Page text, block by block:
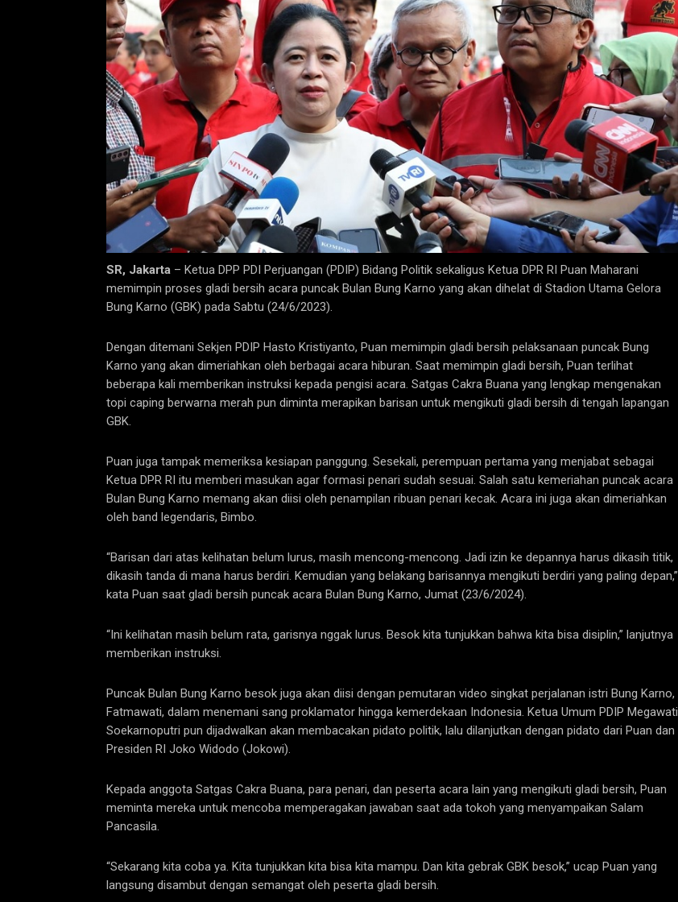
SR, Jakarta – Ketua DPP PDI Perjuangan (PDIP) Bidang Politik sekaligus Ketua DPR RI Puan Maharani
memimpin proses gladi bersih acara puncak Bulan Bung Karno yang akan dihelat di Stadion Utama Gelora
Bung Karno (GBK) pada Sabtu (24/6/2023).
Dengan ditemani Sekjen PDIP Hasto Kristiyanto, Puan memimpin gladi bersih pelaksanaan puncak Bung
Karno yang akan dimeriahkan oleh berbagai acara hiburan. Saat memimpin gladi bersih, Puan terlihat
beberapa kali memberikan instruksi kepada pengisi acara. Satgas Cakra Buana yang lengkap mengenakan
topi caping berwarna merah pun diminta merapikan barisan untuk mengikuti gladi bersih di tengah lapangan
GBK.
Puan juga tampak memeriksa kesiapan panggung. Sesekali, perempuan pertama yang menjabat sebagai
Ketua DPR RI itu memberi masukan agar formasi penari sudah sesuai. Salah satu kemeriahan puncak acara
Bulan Bung Karno memang akan diisi oleh penampilan ribuan penari kecak. Acara ini juga akan dimeriahkan
oleh band legendaris, Bimbo.
“Barisan dari atas kelihatan belum lurus, masih mencong-mencong. Jadi izin ke depannya harus dikasih titik,
dikasih tanda di mana harus berdiri. Kemudian yang belakang barisannya mengikuti berdiri yang paling depan,”
kata Puan saat gladi bersih puncak acara Bulan Bung Karno, Jumat (23/6/2024).
“Ini kelihatan masih belum rata, garisnya nggak lurus. Besok kita tunjukkan bahwa kita bisa disiplin,” lanjutnya
memberikan instruksi.
Puncak Bulan Bung Karno besok juga akan diisi dengan pemutaran video singkat perjalanan istri Bung Karno,
Fatmawati, dalam menemani sang proklamator hingga kemerdekaan Indonesia. Ketua Umum PDIP Megawati
Soekarnoputri pun dijadwalkan akan membacakan pidato politik, lalu dilanjutkan dengan pidato dari Puan dan
Presiden RI Joko Widodo (Jokowi).
Kepada anggota Satgas Cakra Buana, para penari, dan peserta acara lain yang mengikuti gladi bersih, Puan
meminta mereka untuk mencoba memperagakan jawaban saat ada tokoh yang menyampaikan Salam
Pancasila.
“Sekarang kita coba ya. Kita tunjukkan kita bisa kita mampu. Dan kita gebrak GBK besok,” ucap Puan yang
langsung disambut dengan semangat oleh peserta gladi bersih.